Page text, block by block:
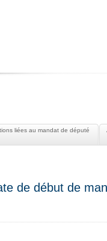
liées au mandat de député
de début de